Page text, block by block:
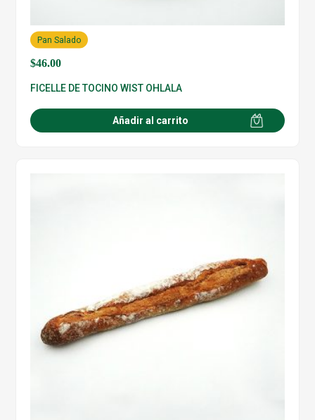
$46.00
Pan Salado
FICELLE DE TOCINO WIST OHLALA
Añadir al carrito